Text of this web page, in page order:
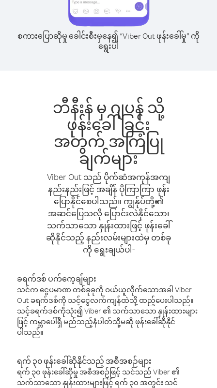
စကားပြောဆိုမှု ခေါင်းစီးမှနေ၍ “Viber Out ဖုန်းခေါ်မှု” ကို
ရွေးပါ
ဘီနီးန် မှ ဂျပန် သို့
ဖုန်းခေါ်ခြင်း
အတွက် အကြံပြု
ချက်များ
Viber Out သည် ပိုက်ဆံအကုန်အကျ
နည်းနည်းဖြင့် အချိန် ပိုကြာကြာ ဖုန်း
ပြောနိုင်စေပါသည်။ ကျွန်ုပ်တို့၏
အဆင်ပြေသလို ပြောင်းလဲနိုင်သော၊
သက်သာသော နှုန်းထားဖြင့် ဖုန်းခေါ်
ဆိုနိုင်သည့် နည်းလမ်းများထဲမှ တစ်ခု
ကို ရွေးချယ်ပါ-
ခရက်ဒစ် ပက်ကေ့ချ်များ
သင်က ငွေပမာဏ တစ်ခုခုကို ဝယ်ယူလိုက်သောအခါ Viber
Out ခရက်ဒစ်ကို သင့်ငွေလက်ကျန်ထဲသို့ ထည့်ပေးပါသည်။
သင့်ခရက်ဒစ်ကိုသုံး၍ Viber ၏ သက်သာသော နှုန်းထားများ
ဖြင့် ကမ္ဘာပေါ်ရှိ မည်သည့်နံပါတ်သို့မဆို ဖုန်းခေါ်ဆိုနိုင်
ပါသည်။
ရက် ၃၀ ဖုန်းခေါ်ဆိုနိုင်သည့် အစီအစဉ်များ
ရက် ၃၀ ဖုန်းခေါ်ဆိုမှု အစီအစဉ်ဖြင့် သင်သည် Viber ၏
သက်သာသော နှုန်းထားများဖြင့် ရက် ၃၀ အတွင်း သင်